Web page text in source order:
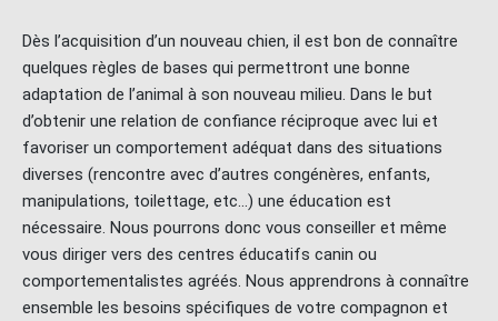
Dès l’acquisition d’un nouveau chien, il est bon de connaître
quelques règles de bases qui permettront une bonne
adaptation de l’animal à son nouveau milieu. Dans le but
d’obtenir une relation de confiance réciproque avec lui et
favoriser un comportement adéquat dans des situations
diverses (rencontre avec d’autres congénères, enfants,
manipulations, toilettage, etc…) une éducation est
nécessaire. Nous pourrons donc vous conseiller et même
vous diriger vers des centres éducatifs canin ou
comportementalistes agréés. Nous apprendrons à connaître
ensemble les besoins spécifiques de votre compagnon et